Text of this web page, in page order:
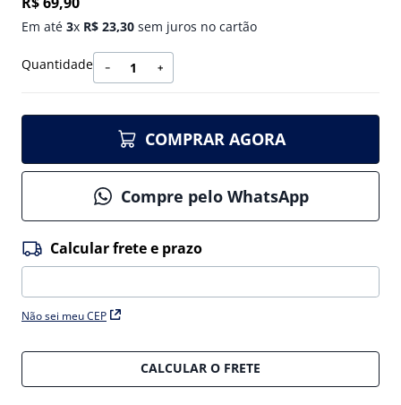
Em até 3x R$ 23,30 sem juros no cartão
Quantidade ＋
－
COMPRAR AGORA
Compre pelo WhatsApp
Não sei meu CEP
CALCULAR O FRETE